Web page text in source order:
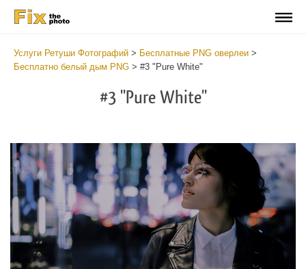
Услуги Ретуши Фотографий > Бесплатные PNG оверлеи >
Бесплатно белый дым PNG > #3 "Pure White"
#3 "Pure White"